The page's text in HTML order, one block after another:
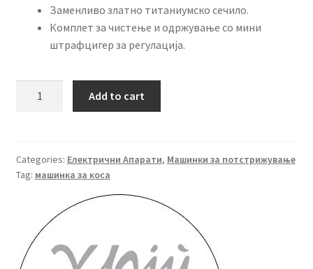
Заменливо златно титаниумско сечило.
Комплет за чистење и одржување со мини
штрафцигер за регулација.
–
Alpha
Add to cart
Categories: Електрични Апарати, Машинки за потстрижување
Tag: машинка за коса